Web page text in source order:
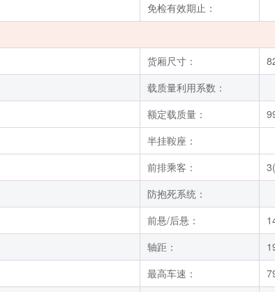
免检有效期止：
货厢尺寸：
载质量利用系数：
额定载质量：
半挂鞍座：
前排乘客：
防抱死系统：
前悬/后悬：
轴距：
最高车速：